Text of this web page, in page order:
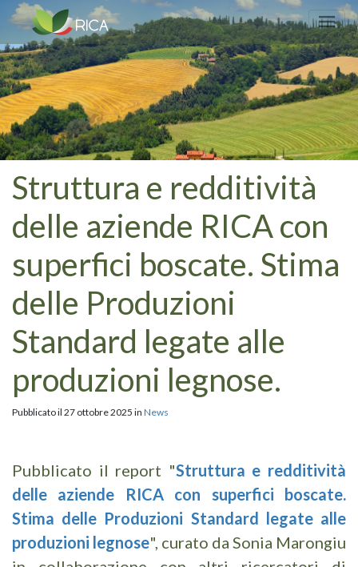
Struttura e redditività
delle aziende RICA con
superfici boscate. Stima
delle Produzioni
Standard legate alle
produzioni legnose.
Pubblicato il 27 ottobre 2025 in News
Pubblicato il report "Struttura e redditività
delle aziende RICA con superfici boscate.
Stima delle Produzioni Standard legate alle
produzioni legnose", curato da Sonia Marongiu